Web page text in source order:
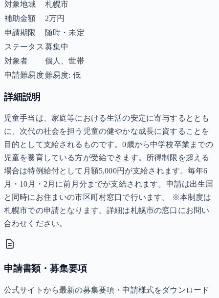
対象地域
札幌市
補助金額
2万円
申請期限
随時・未定
ステータス 募集中
対象者
個人、世帯
申請難易度難易度: 低
詳細説明
児童手当は、家庭等における生活の安定に寄与するととも
に、次代の社会を担う児童の健やかな成長に資することを
目的として支給されるものです。0歳から中学校卒業までの
児童を養育している方が受給できます。所得制限を超える
場合は特例給付として月額5,000円が支給されます。毎年6
月・10月・2月に前月分までが支給されます。申請は出生届
と同時にお住まいの市区町村窓口で行います。 ※本制度は
札幌市での申請となります。詳細は札幌市の窓口にお問い
合わせください。
申請書類・募集要項
公式サイトから最新の募集要項・申請様式をダウンロード